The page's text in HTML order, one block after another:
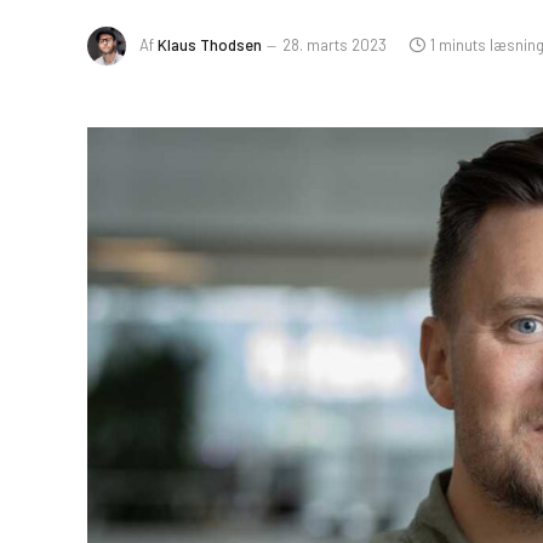
AfKlaus Thodsen 28. marts 2023 1 minuts læsning